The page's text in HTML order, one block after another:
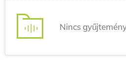
Nincs